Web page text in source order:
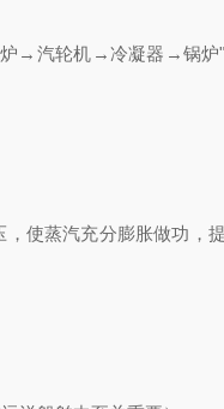
炉→汽轮机→冷凝器→锅炉
使蒸汽充分膨胀做功，